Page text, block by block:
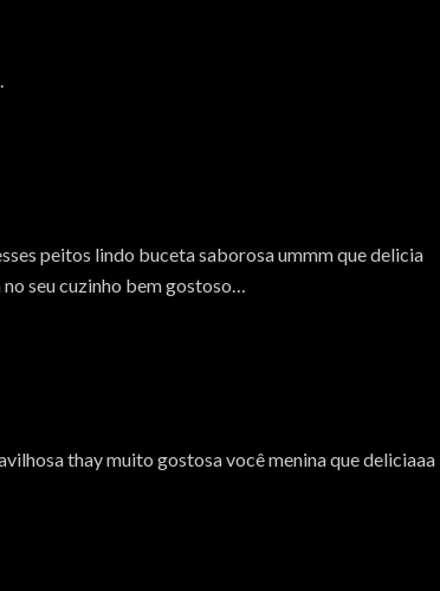
peitos lindo buceta saborosa ummm que delicia
seu cuzinho bem gostoso…
thay muito gostosa você menina que deliciaaa